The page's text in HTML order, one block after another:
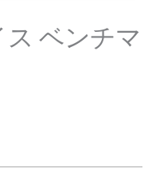
ス ベンチマ